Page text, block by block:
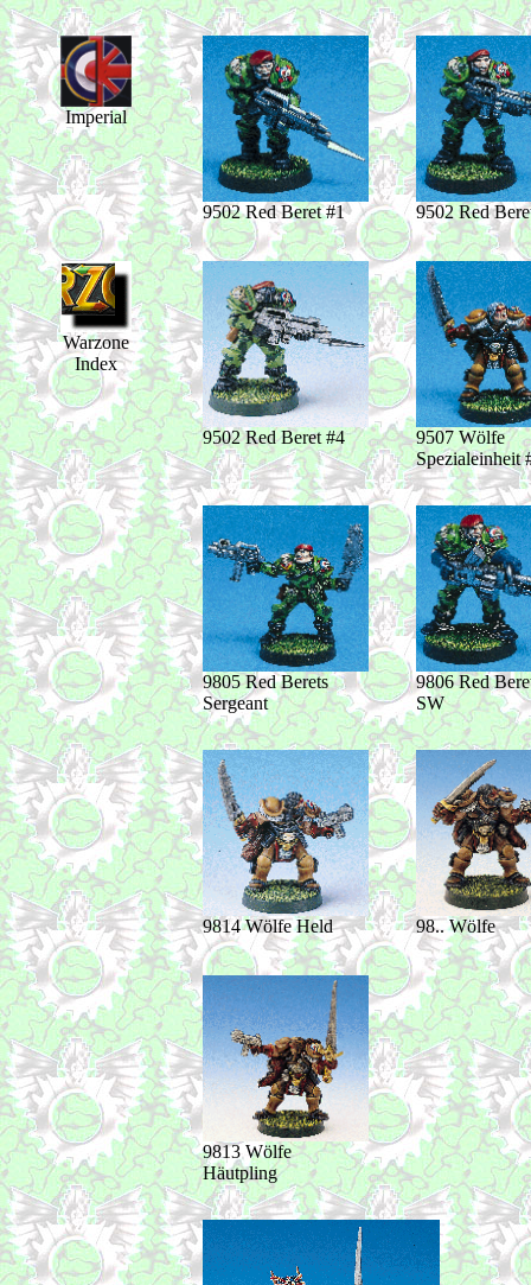
Imperial
9502 Red Beret #1 9502 Red
Warzone
Index
9502 Red Beret #4
9507 Wölfe
Spezialeinheit
9805 Red Berets
Sergeant
9806 Red
SW
9814 Wölfe Held 98.. Wölfe
9813 Wölfe
Häutpling